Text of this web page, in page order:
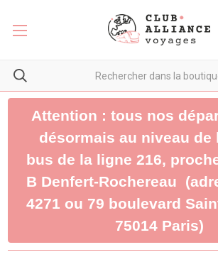
Attention : tous nos
désormais au niveau de
bus de la ligne 216,
B Denfert-Rochereau
4271 ou 79 boulevard
75014 Paris)